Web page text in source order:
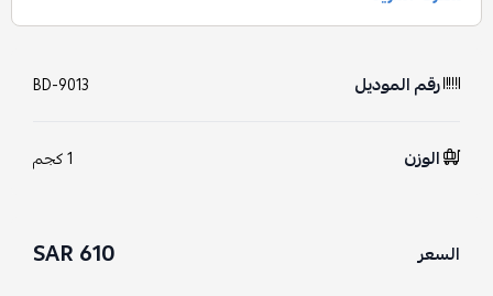
رقم الموديل BD-9013
الوزن 1 كجم
السعر 610 SAR